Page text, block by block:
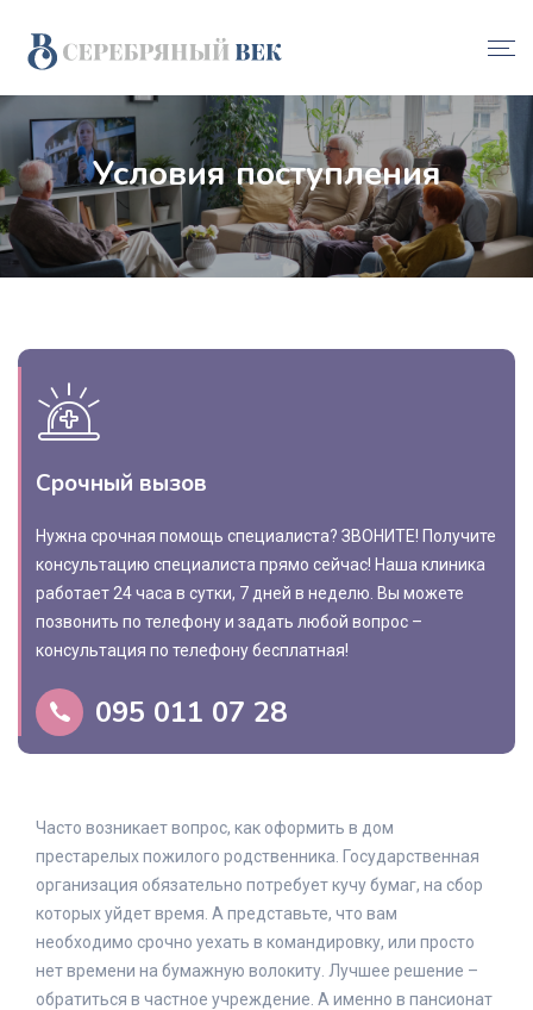
Условия поступления
Срочный вызов
Нужна срочная помощь специалиста? ЗВОНИТЕ! Получите
консультацию специалиста прямо сейчас! Наша клиника
работает 24 часа в сутки, 7 дней в неделю. Вы можете
позвонить по телефону и задать любой вопрос –
консультация по телефону бесплатная!
095 011 07 28
Часто возникает вопрос, как оформить в дом
престарелых пожилого родственника. Государственная
организация обязательно потребует кучу бумаг, на сбор
которых уйдет время. А представьте, что вам
необходимо срочно уехать в командировку, или просто
нет времени на бумажную волокиту. Лучшее решение –
обратиться в частное учреждение. А именно в пансионат